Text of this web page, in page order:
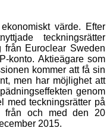
värde. Efter
teckningsrätter
från Euroclear Sweden
konto. Aktieägare som
kommer att få sin
men har möjlighet att
genom
med teckningsrätter på
från och med den 20
2015.